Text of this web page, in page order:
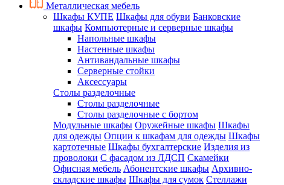
Металлическая мебель
Шкафы КУПЕ Шкафы для обуви Банковские
шкафы Компьютерные и серверные шкафы
Напольные шкафы
Настенные шкафы
Антивандальные шкафы
Серверные стойки
Аксессуары
Столы разделочные
Столы разделочные
Столы разделочные с бортом
Модульные шкафы Оружейные шкафы Шкафы
для одежды Опции к шкафам для одежды Шкафы
картотечные Шкафы бухгалтерские Изделия из
проволоки С фасадом из ЛДСП Скамейки
Офисная мебель Абонентские шкафы Архивно-
складские шкафы Шкафы для сумок Стеллажи